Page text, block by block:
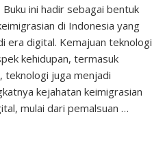
ini hadir sebagai bentuk
di Indonesia yang
era digital. Kemajuan teknologi
kehidupan, termasuk
teknologi juga menjadi
kejahatan keimigrasian
mulai dari pemalsuan …